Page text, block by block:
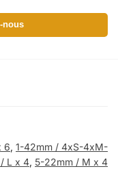
nous
6, 1-42mm / 4xS-4xM-
L x 4, 5-22mm / M x 4